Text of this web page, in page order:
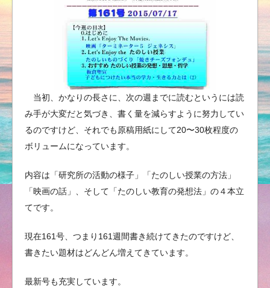
当初、かなりの長さに、次の週までに読むというには読
み手が大変だと気づき、書く量を減らすように努力してい
るのですけど、それでも原稿用紙にして20〜30枚程度の
ボリュームになっています。
内容は「研究所の活動の様子」「たのしい授業の方法」
「映画の話」、そして「たのしい教育の発想法」の４本立
てです。
現在161号、つまり161週間書き続けてきたのですけど、
書きたい題材はどんどん増えてきています。
最新号も充実しています。